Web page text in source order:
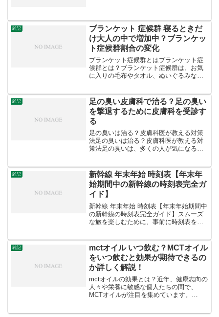
やユーモアのセンス、共感力や思いやり
などが挙げられるでしょう。...
雑記
ブランケット 症候群 寝るときだ
け大人の中で増加中？ブランケッ
ト症候群割合の変化
ブランケット症候群とはブランケット症
候群とは？ブランケット症候群は、お気
に入りの毛布やタオル、ぬいぐるみなど
ナスがいつも青い毛布を持っていること
から、「ライナスの毛布」...
雑記
足の臭い皮膚科で治る？足の臭い
を撃退するために皮膚科を受診す
る
足の臭いは治る？皮膚科医が教える対策
法足の臭いは治る？皮膚科医が教える対
策法足の臭いは、多くの人が気になる問
す。そこで、皮膚科医の稲澤美奈子先生
による足の臭いの原因と対策...
雑記
新幹線 年末年始 時刻表【年末年
始期間中の新幹線の時刻表完全ガ
イド】
新幹線 年末年始 時刻表【年末年始期間中
の新幹線の時刻表完全ガイド】スムーズ
な旅を楽しむために、事前に時刻表をし
な旅のために知っておきたいこと年末年
始は帰省や旅行などで...
雑記
mctオイル いつ飲む？MCTオイル
をいつ飲むと効果が期待できるの
か詳しく解説！
mctオイルの効果とは？近年、健康志向の
人々や栄養に敏感な個人たちの間で、
MCTオイルが注目を集めています。